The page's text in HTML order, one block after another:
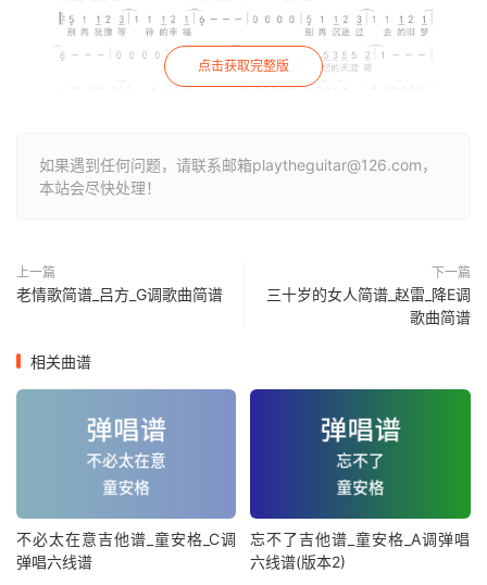
点击获取完整版
如果遇到任何问题，请联系邮箱playtheguitar@126.com，
本站会尽快处理！
上一篇
老情歌简谱_吕方_G调歌曲简谱
下一篇
三十岁的女人简谱_赵雷_降E调
歌曲简谱
相关曲谱
不必太在意吉他谱_童安格_C调
弹唱六线谱
忘不了吉他谱_童安格_A调弹唱
六线谱(版本2)